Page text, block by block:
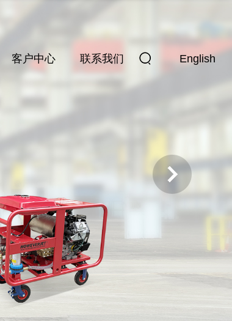
客户中心 联系我们 English